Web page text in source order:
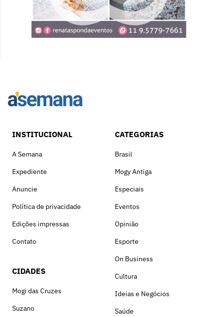
INSTITUCIONAL
A Semana
Expediente
Anuncie
Política de privacidade
Edições impressas
Contato
CIDADES
Mogi das Cruzes
Suzano
CATEGORIAS
Brasil
Mogy Antiga
Especiais
Eventos
Opinião
Esporte
On Business
Cultura
Ideias e Negócios
Saúde